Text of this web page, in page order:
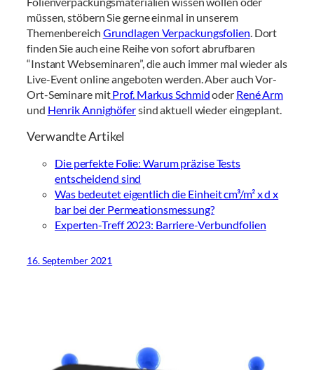
müssen, stöbern Sie gerne einmal in unserem
Themenbereich Grundlagen Verpackungsfolien . Dort
finden Sie auch eine Reihe von sofort abrufbaren
“Instant Webseminaren”, die auch immer mal wieder als
Live-Event online angeboten werden. Aber auch Vor-
Ort-Seminare mitProf. Markus Schmidoder René Arm
und Henrik Annighöfersind aktuell wieder eingeplant.
Verwandte Artikel
Die perfekte Folie: Warum präzise Tests
entscheidend sind
Was bedeutet eigentlich die Einheit cm³/m² x d x
bar bei der Permeationsmessung?
Experten-Treff 2023: Barriere-Verbundfolien
16. September 2021